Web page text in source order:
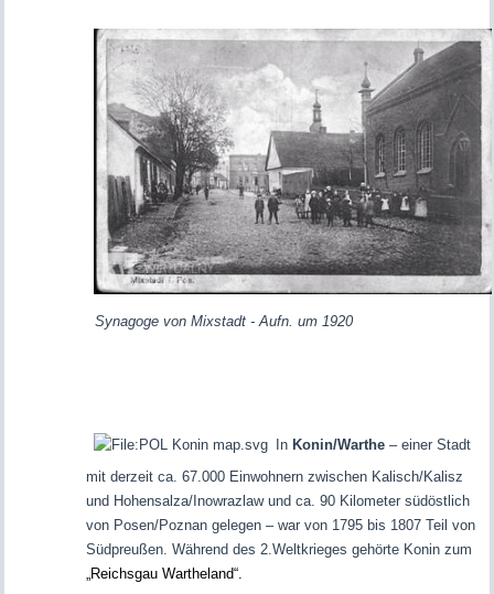
Synagoge von Mixstadt - Aufn. um 1920
n Konin/Warthe– einer Stadt
mit derzeit ca. 67.000 Einwohnern zwischen Kalisch/Kalisz
und Hohensalza/Inowrazlaw und ca. 90 Kilometer südöstlich
von Posen/Poznan gelegen – war von 1795 bis 1807 Teil von
Südpreußen. Während des 2.Weltkrieges gehörte Konin zum
„Reichsgau Wartheland“.